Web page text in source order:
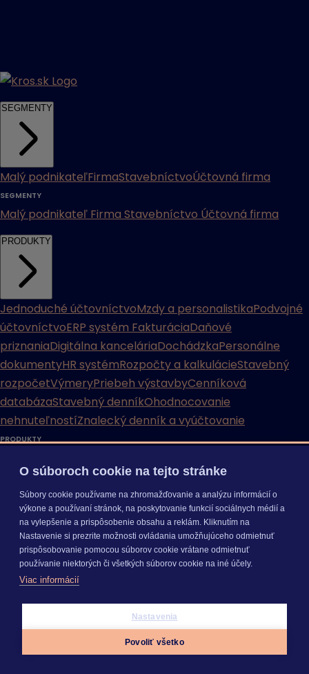
SEGMENTY
Malý podnikateľFirmaStavebníctvoÚčtovná firma
SEGMENTY
Malý podnikateľ Firma Stavebníctvo Účtovná firma
PRODUKTY
Jednoduché účtovníctvoMzdy a personalistikaPodvojné
účtovníctvoERP systém FakturáciaDaňové
priznaniaDigitálna kanceláriaDochádzkaPersonálne
dokumentyHR systémRozpočty a kalkulácieStavebný
rozpočetVýmeryPriebeh výstavbyCenníková
databázaStavebný denníkOhodnocovanie
nehnuteľnostíZnalecký denník a vyúčtovanie
PRODUKTY
účtovníctvoERP systém FakturáciaDaňové priznania
Digitálna kanceláriaDochádzkaPersonálne dokumenty
HR systém
Rozpočty a kalkulácieStavebný rozpočetVýmery
Priebeh výstavbyCenníková databázaStavebný denník
Ohodnocovanie nehnuteľnostíZnalecký denník a
vyúčtovanie
O súboroch cookie na tejto stránke
Súbory cookie používame na zhromažďovanie a analýzu informácií o
výkone a používaní stránok, na poskytovanie funkcií sociálnych médií a
na vylepšenie a prispôsobenie obsahu a reklám. Kliknutím na
Nastavenie si prezrite možnosti ovládania umožňujúceho odmietnuť
prispôsobovanie pomocou súborov cookie vrátane odmietnuť
používanie niektorých či všetkých súborov cookie na iné účely.
Viac informácií
Nastavenia
Povoliť všetko